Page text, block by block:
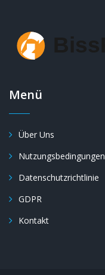
Menü
Über Uns
Nutzungsbedingungen
Datenschutzrichtlinie
GDPR
Kontakt